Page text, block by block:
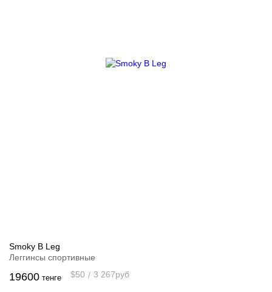
Smoky B Leg
Леггинсы спортивные
19600 тенге $50 3 267руб